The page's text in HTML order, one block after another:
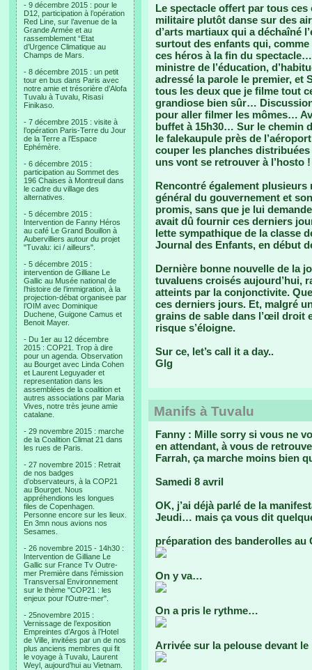
- 9 décembre 2015 : pour le
D12, participation à l’opération
Red Line, sur l’avenue de la
Grande Armée et au
rassemblement “Etat
d’Urgence Climatique au
Champs de Mars.
- 8 décembre 2015 : un petit
tour en bus dans Paris avec
notre amie et trésorière d’Alofa
Tuvalu à Tuvalu, Risasi
Finikaso.
- 7 décembre 2015 : visite à
l’opération Paris-Terre du Jour
de la Terre a l’Espace
Ephémère.
- 6 décembre 2015 :
participation au Sommet des
196 Chaises à Montreuil dans
le cadre du village des
alternatives.
- 5 décembre 2015 :
Intervention de Fanny Héros
au café Le Grand Bouillon à
Aubervilliers autour du projet
"Tuvalu: ici / ailleurs".
- 5 décembre 2015 :
intervention de Gilliane Le
Gallic au Musée national de
l’histoire de l’immigration, à la
projection-débat organisee par
l’OIM avec Dominique
Duchene, Guigone Camus et
Benoit Mayer.
- Du 1er au 12 décembre
2015 : COP21. Trop à dire
pour un agenda. Observation
au Bourget avec Linda Cohen
et Laurent Leguyader et
representation dans les
assemblées de la coalition et
autres associations par Maria
Vives, notre très jeune amie
catalane.
- 29 novembre 2015 : marche
de la Coalition Climat 21 dans
les rues de Paris.
- 27 novembre 2015 : Retrait
de nos badges
d’observateurs, à la COP21
au Bourget. Nous
appréhendions les longues
files de Copenhagen.
Personne encore sur les lieux.
En 3mn nous avions nos
Sesames.
- 26 novembre 2015 - 14h30 :
Intervention de Gilliane Le
Gallic sur France Tv Outre-
mer Première dans l'émission
Transversal Environnement
sur le thème "COP21 : les
enjeux pour l'Outre-mer".
- 25novembre 2015 :
Vernissage de l’exposition
Empreintes d’Argos à l’Hotel
de Ville, invitées par un de nos
plus anciens membres qui fit
le voyage à Tuvalu, Laurent
Weyl, aujourd’hui au Vietnam.
Le spectacle offert par tous
militaire plutôt danse sur des
d’arts martiaux qui a déchaîné
surtout des enfants qui,
ces héros à la fin du
ministre de l’éducation,
adressé la parole le premier, et
tous les deux que je filme tout
grandiose bien sûr…
pour aller filmer les mômes…
buffet à 15h30… Sur le chemin
le falekaupule près de
couper les planches
uns vont se retrouver à l’hosto !
Rencontré également plusieurs
général du gouvernement et
promis, sans que je lui
avait dû fournir ces derniers
lette sympathique de la classe
Journal des Enfants, en début
Dernière bonne nouvelle de la
tuvaluens croisés aujourd’hui,
atteints par la conjonctivite.
ces derniers jours. Et, malgré
grains de sable dans l’œil droit
risque s’éloigne.
Sur ce, let’s call it a day..
Glg
Manifs à Tuvalu
Fanny : Mille sorry si vous ne
en attendant, à vous de
Farrah, ça marche moins bien
Samedi 8 avril
OK, j’ai déjà parlé de la
Jeudi… mais ça vous dit
préparation des banderolles au
On y va…
On a pris le rythme…
Arrivée sur la pelouse devant le